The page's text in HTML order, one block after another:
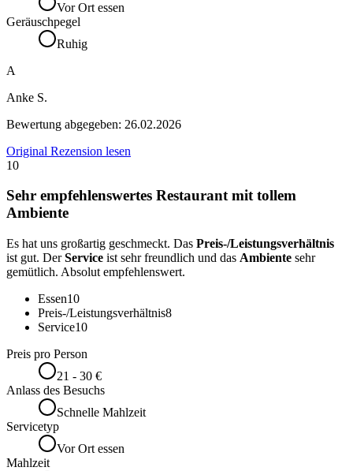
Vor Ort essen
Geräuschpegel
Ruhig
A
Anke S.
Bewertung abgegeben: 26.02.2026
Original Rezension lesen
10
Sehr empfehlenswertes Restaurant mit tollem
Ambiente
Es hat uns großartig geschmeckt. Das Preis-/Leistungsverhältnis
ist gut. DerService ist sehr freundlich und das Ambiente sehr
gemütlich. Absolut empfehlenswert.
Essen10
Preis-/Leistungsverhältnis8
Service10
Preis pro Person
21 - 30 €
Anlass des Besuchs
Schnelle Mahlzeit
Servicetyp
Vor Ort essen
Mahlzeit